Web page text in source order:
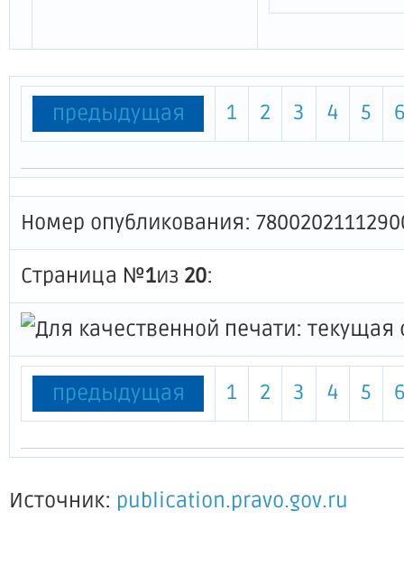
предыдущая 1 2 3 4 5
Номер опубликования:
Страница №1из 20:
предыдущая 1 2 3 4 5
Источник: publication.pravo.gov.ru